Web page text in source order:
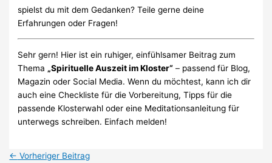
spielst du mit dem Gedanken? Teile gerne deine
Erfahrungen oder Fragen!
Sehr gern! Hier ist ein ruhiger, einfühlsamer Beitrag zum
Thema „Spirituelle Auszeit im Kloster“ – passend für Blog,
Magazin oder Social Media. Wenn du möchtest, kann ich dir
auch eine Checkliste für die Vorbereitung, Tipps für die
passende Klosterwahl oder eine Meditationsanleitung für
unterwegs schreiben. Einfach melden!
← Vorheriger Beitrag